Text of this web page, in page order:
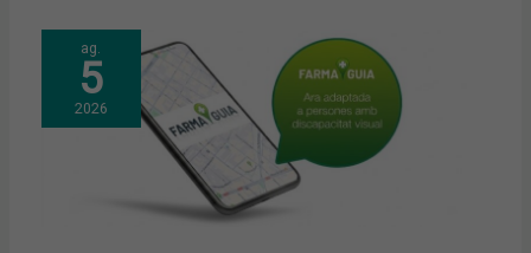
ag.
5
2026